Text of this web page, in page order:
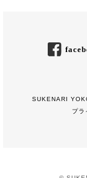
SUKENARI
プラ